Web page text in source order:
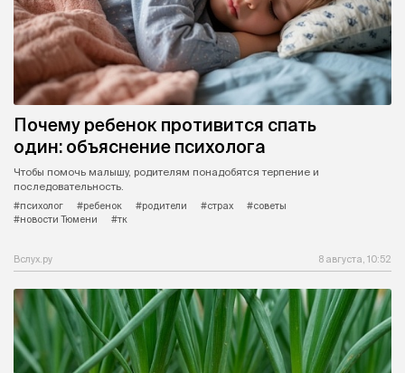
Почему ребенок противится спать
один: объяснение психолога
Чтобы помочь малышу, родителям понадобятся терпение и
последовательность.
#психолог
#ребенок #родители #страх
#советы
#новости Тюмени
#тк
Вслух.ру 8 августа, 10:52